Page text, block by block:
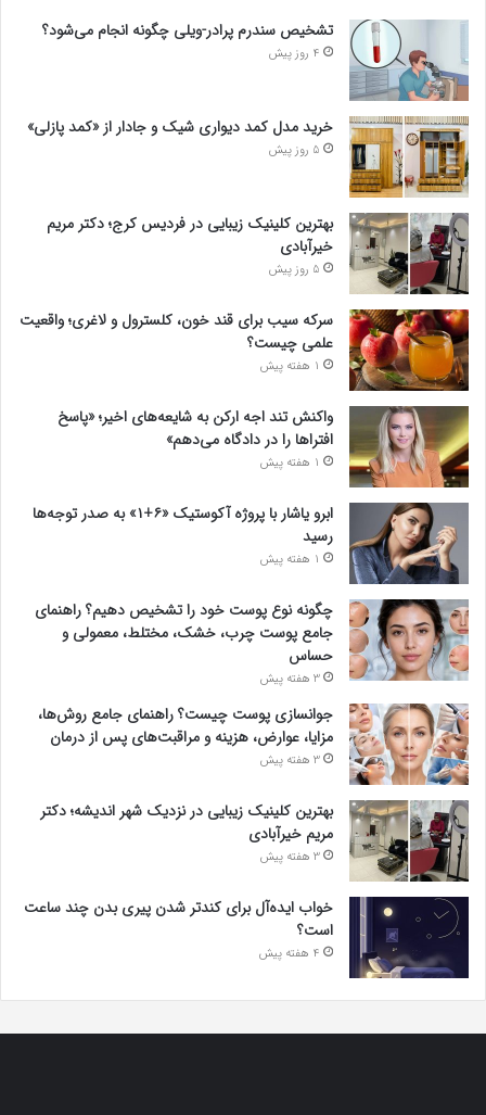
تشخیص سندرم پرادر-ویلی چگونه انجام می‌شود؟
4 روز پیش
خرید مدل کمد دیواری شیک و جادار از «کمد پازلی»
5 روز پیش
بهترین کلینیک زیبایی در فردیس کرج؛ دکتر مریم
خیرآبادی
5 روز پیش
سرکه سیب برای قند خون، کلسترول و لاغری؛ واقعیت
علمی چیست؟
1 هفته پیش
واکنش تند اجه ارکن به شایعه‌های اخیر؛ «پاسخ
افتراها را در دادگاه می‌دهم»
1 هفته پیش
ابرو یاشار با پروژه آکوستیک «۶+۱» به صدر توجه‌ها
رسید
1 هفته پیش
چگونه نوع پوست خود را تشخیص دهیم؟ راهنمای
جامع پوست چرب، خشک، مختلط، معمولی و
حساس
3 هفته پیش
جوانسازی پوست چیست؟ راهنمای جامع روش‌ها،
مزایا، عوارض، هزینه و مراقبت‌های پس از درمان
3 هفته پیش
بهترین کلینیک زیبایی در نزدیک شهر اندیشه؛ دکتر
مریم خیرآبادی
3 هفته پیش
خواب ایده‌آل برای کندتر شدن پیری بدن چند ساعت
است؟
4 هفته پیش